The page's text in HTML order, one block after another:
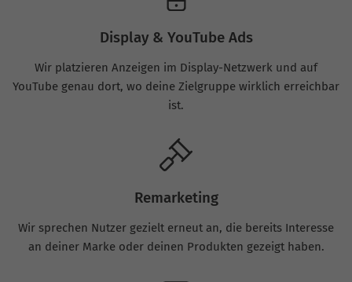
Display & YouTube Ads
Wir platzieren Anzeigen im Display-Netzwerk und auf
YouTube genau dort, wo deine Zielgruppe wirklich erreichbar
ist.
Remarketing
Wir sprechen Nutzer gezielt erneut an, die bereits Interesse
an deiner Marke oder deinen Produkten gezeigt haben.